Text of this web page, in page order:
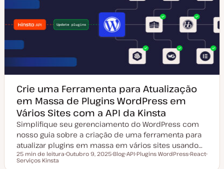
Crie uma Ferramenta para Atualização
em Massa de Plugins WordPress em
Vários Sites com a API da Kinsta
Simplifique seu gerenciamento do WordPress com
nosso guia sobre a criação de uma ferramenta para
atualizar plugins em massa em vários sites usando…
Tempo de leitura
25 min de leitura Outubro 9, 2025 Blog API Plugins WordPress React
Serviços Kinsta